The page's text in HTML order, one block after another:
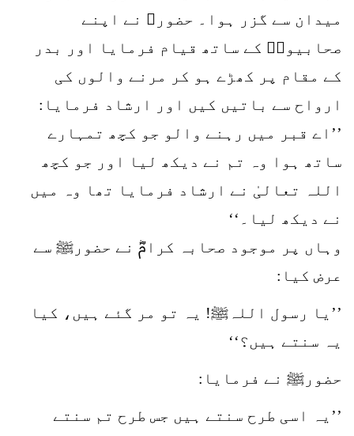
میدان سے گزر ہوا۔ حضورﷺ نے اپنے
صحابیوںؓ کے ساتھ قیام فرمایا اور بدر
کے مقام پر کھڑے ہو کر مرنے والوں کی
ارواح سے باتیں کیں اور ارشاد فرمایا:
’’اے قبر میں رہنے والو جو کچھ تمہارے
ساتھ ہوا وہ تم نے دیکھ لیا اور جو کچھ
اللہ تعالیٰ نے ارشاد فرمایا تھا وہ میں
نے دیکھ لیا۔‘‘
وہاں پر موجود صحابہ کرامؓ نے حضورﷺ سے
عرض کیا:
’’یا رسول اللہﷺ! یہ تو مر گئے ہیں، کیا
یہ سنتے ہیں؟‘‘
حضورﷺ نے فرمایا:
’’یہ اسی طرح سنتے ہیں جس طرح تم سنتے